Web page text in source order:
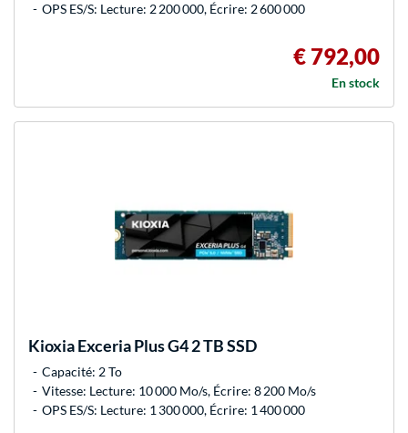
OPS ES/S: Lecture: 2 200 000, Écrire: 2 600 000
€ 792,00
En stock
KioxiaExceria Plus G4 2 TB SSD
Capacité: 2 To
Vitesse: Lecture: 10 000 Mo/s, Écrire: 8 200 Mo/s
OPS ES/S: Lecture: 1 300 000, Écrire: 1 400 000